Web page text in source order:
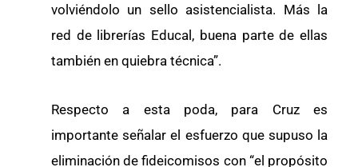
volviéndolo un sello asistencialista. Más la
red de librerías Educal, buena parte de ellas
también en quiebra técnica”.
Respecto a esta poda, para Cruz es
importante señalar el esfuerzo que supuso la
eliminación de fideicomisos con “el propósito